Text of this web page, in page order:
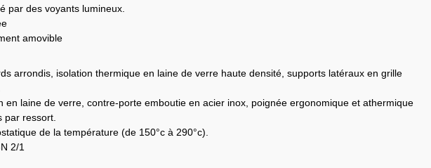
par des voyants lumineux.
amovible
arrondis, isolation thermique en laine de verre haute densité, supports latéraux en grille
en laine de verre, contre-porte emboutie en acier inox, poignée ergonomique et athermique
par ressort.
de la température (de 150°c à 290°c).
2/1